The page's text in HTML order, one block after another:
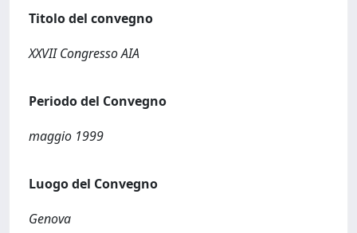
Titolo del convegno
XXVII Congresso AIA
Periodo del Convegno
maggio 1999
Luogo del Convegno
Genova